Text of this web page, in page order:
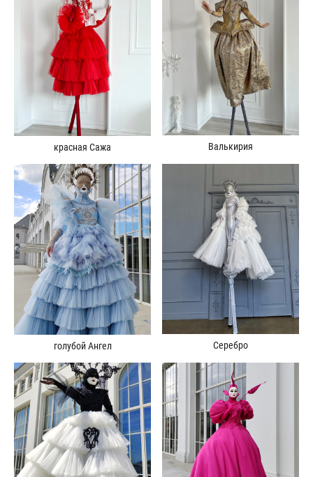
красная Сажа Валькирия
голубой Ангел Серебро